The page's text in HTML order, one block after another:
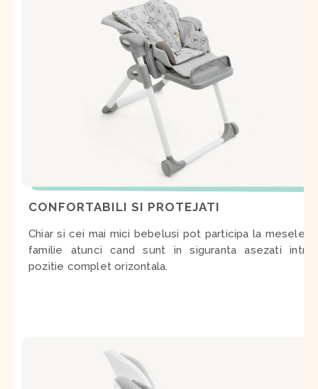
CONFORTABILI SI PROTEJATI
Chiar si cei mai mici bebelusi pot participa la mesele in
familie atunci cand sunt in siguranta asezati intr-o
pozitie complet orizontala.